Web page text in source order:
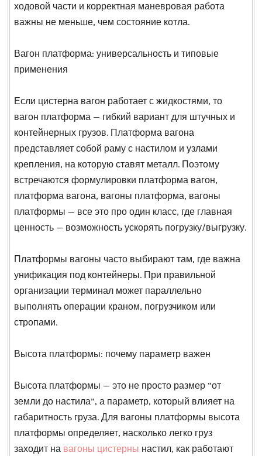
ходовой части и корректная маневровая работа
важны не меньше, чем состояние котла.
Вагон платформа: универсальность и типовые
применения
Если цистерна вагон работает с жидкостями, то
вагон платформа — гибкий вариант для штучных и
контейнерных грузов. Платформа вагона
представляет собой раму с настилом и узлами
крепления, на которую ставят металл. Поэтому
встречаются формулировки платформа вагон,
платформа вагона, вагоны платформа, вагоны
платформы — все это про один класс, где главная
ценность — возможность ускорять погрузку/выгрузку.
Платформы вагоны часто выбирают там, где важна
унификация под контейнеры. При правильной
организации терминал может параллельно
выполнять операции краном, погрузчиком или
стропами.
Высота платформы: почему параметр важен
Высота платформы — это не просто размер “от
земли до настила”, а параметр, который влияет на
габаритность груза. Для вагоны платформы высота
платформы определяет, насколько легко груз
заходит на вагоны цистерны настил, как работают